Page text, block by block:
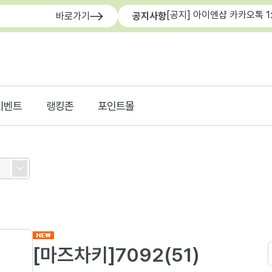
바로가기 공지사항[공지] 아이엔샵 카카오톡
벤트 랭킹존 포인트몰
[마즈차키]7092(51)